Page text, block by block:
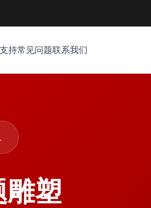
持常见问题联系我们
雕塑